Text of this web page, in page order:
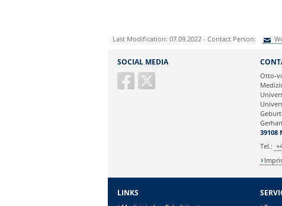
Last Modification: 07.09.2022 - Contact Person:
Ihre E-Mailadresse:
SOCIAL MEDIA
Otto-
39108
Tel.:
LINKS